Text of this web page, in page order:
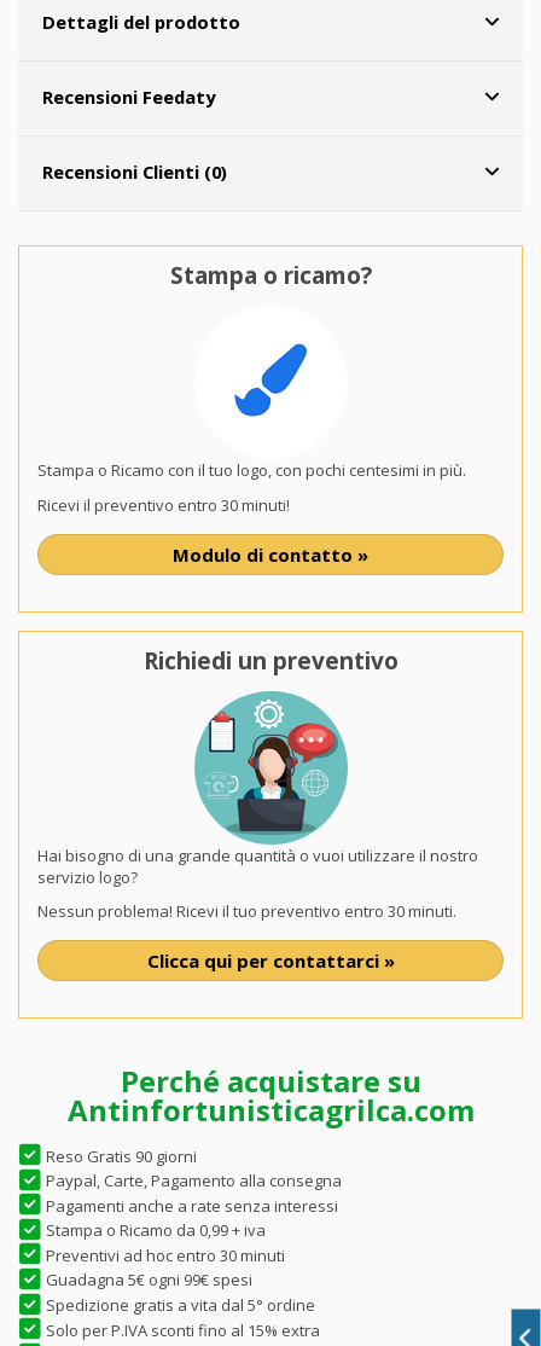
Dettagli del prodotto
Recensioni Feedaty
Recensioni Clienti (0)
Stampa o ricamo?
Stampa o Ricamo con il tuo logo, con pochi centesimi in più.
Ricevi il preventivo entro 30 minuti!
Modulo di contatto »
Richiedi un preventivo
Hai bisogno di una grande quantità o vuoi utilizzare il nostro
servizio logo?
Nessun problema! Ricevi il tuo preventivo entro 30 minuti.
Clicca qui per contattarci »
Perché acquistare su
Antinfortunisticagrilca.com
Reso Gratis 90 giorni
Paypal, Carte, Pagamento alla consegna
Pagamenti anche a rate senza interessi
Stampa o Ricamo da 0,99 + iva
Preventivi ad hoc entro 30 minuti
Guadagna 5€ ogni 99€ spesi
Spedizione gratis a vita dal 5° ordine
Solo per P.IVA sconti fino al 15% extra